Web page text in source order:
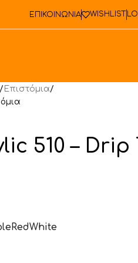
ΕΠΙΚΟΙΝΩΝΙΑ WISHLIST
/ Επιστόμια/
510 – Drip
RedWhite